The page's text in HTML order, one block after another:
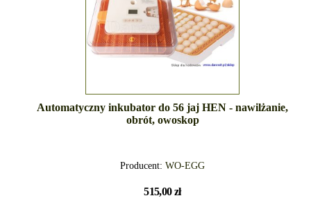
Automatyczny inkubator do 56 jaj HEN - nawilżanie,
obrót, owoskop
Producent: WO-EGG
515,00 zł